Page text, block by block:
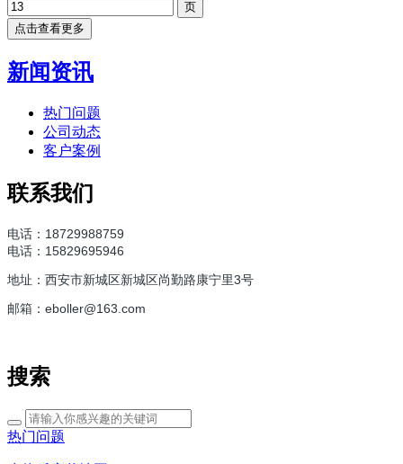
点击查看更多
新闻资讯
热门问题
公司动态
客户案例
联系我们
电话：18729988759
电话： 15829695946
地址：西安市新城区新城区尚勤路康宁里3号
邮箱：eboller@163.com
搜索
热门问题